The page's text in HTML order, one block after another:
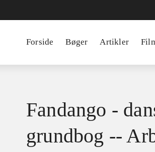
Forside Bøger Artikler
Fandango -
grundbog --